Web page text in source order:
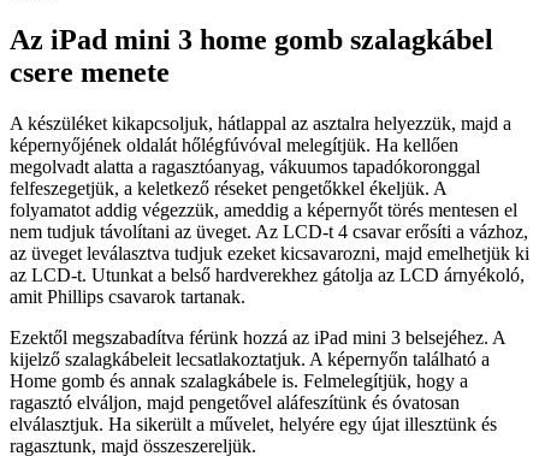
Az iPad mini 3 home gomb szalagkábel
csere menete
A készüléket kikapcsoljuk, hátlappal az asztalra helyezzük, majd a
képernyőjének oldalát hőlégfúvóval melegítjük. Ha kellően
megolvadt alatta a ragasztóanyag, vákuumos tapadókoronggal
felfeszegetjük, a keletkező réseket pengetőkkel ékeljük. A
folyamatot addig végezzük, ameddig a képernyőt törés mentesen el
nem tudjuk távolítani az üveget. Az LCD-t 4 csavar erősíti a vázhoz,
az üveget leválasztva tudjuk ezeket kicsavarozni, majd emelhetjük ki
az LCD-t. Utunkat a belső hardverekhez gátolja az LCD árnyékoló,
amit Phillips csavarok tartanak.
Ezektől megszabadítva férünk hozzá az iPad mini 3 belsejéhez. A
kijelző szalagkábeleit lecsatlakoztatjuk. A képernyőn található a
Home gomb és annak szalagkábele is. Felmelegítjük, hogy a
ragasztó elváljon, majd pengetővel aláfeszítünk és óvatosan
elválasztjuk. Ha sikerült a művelet, helyére egy újat illesztünk és
ragasztunk, majd összeszereljük.